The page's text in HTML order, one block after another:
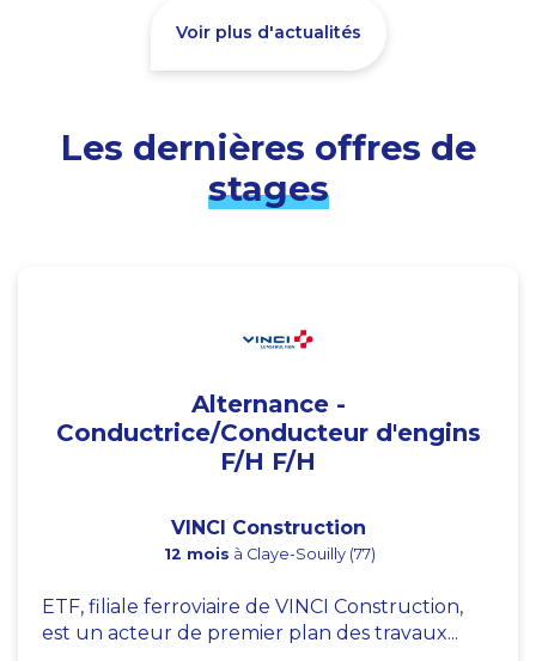
Voir plus d'actualités
Les dernières offres de
stages
Alternance -
Conductrice/Conducteur d'engins
F/H F/H
VINCI Construction
12 mois à Claye-Souilly (77)
ETF, filiale ferroviaire de VINCI Construction,
est un acteur de premier plan des travaux...